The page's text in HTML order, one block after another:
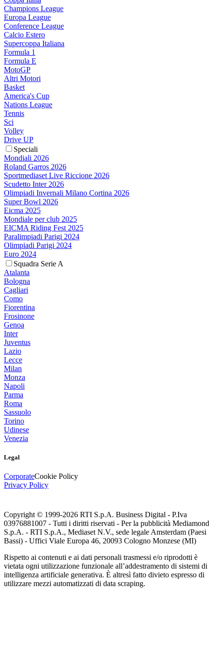
Champions League
Europa League
Conference League
Calcio Estero
Supercoppa Italiana
Formula 1
Formula E
MotoGP
Altri Motori
Basket
America's Cup
Nations League
Tennis
Sci
Volley
Drive UP
Speciali
Mondiali 2026
Roland Garros 2026
Sportmediaset Live Riccione 2026
Scudetto Inter 2026
Olimpiadi Invernali Milano Cortina 2026
Super Bowl 2026
Eicma 2025
Mondiale per club 2025
EICMA Riding Fest 2025
Paralimpiadi Parigi 2024
Olimpiadi Parigi 2024
Euro 2024
Squadra Serie A
Atalanta
Bologna
Cagliari
Como
Fiorentina
Frosinone
Genoa
Inter
Juventus
Lazio
Lecce
Milan
Monza
Napoli
Parma
Roma
Sassuolo
Torino
Udinese
Venezia
Legal
CorporateCookie Policy
Privacy Policy
Copyright © 1999-2026 RTI S.p.A. Business Digital - P.Iva
03976881007 - Tutti i diritti riservati - Per la pubblicità Mediamond
S.p.A. - RTI S.p.A., Mediaset N.V., sede legale Amsterdam (Paesi
Bassi) - Uffici Viale Europa 46, 20093 Cologno Monzese (MI)
Rispetto ai contenuti e ai dati personali trasmessi e/o riprodotti è
vietata ogni utilizzazione funzionale all’addestramento di sistemi di
intelligenza artificiale generativa. È altresì fatto divieto espresso di
utilizzare mezzi automatizzati di data scraping.